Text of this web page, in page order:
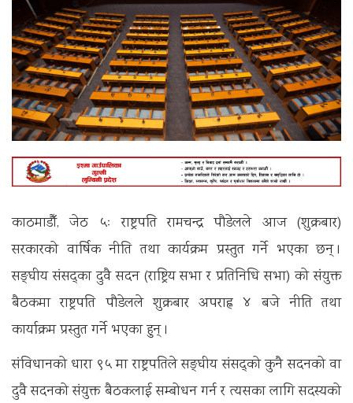
काठमाडौँ, जेठ ५ः राष्ट्रपति रामचन्द्र पौडेलले आज (शुक्रबार)
सरकारको वार्षिक नीति तथा कार्यक्रम प्रस्तुत गर्ने भएका छन् ।
सङ्घीय संसद्का दुवै सदन (राष्ट्रिय सभा र प्रतिनिधि सभा) को संयुक्त
बैठकमा राष्ट्रपति पौडेलले शुक्रबार अपराह्न ४ बजे नीति तथा
कार्याक्रम प्रस्तुत गर्ने भएका हुन् ।
संविधानको धारा ९५ मा राष्ट्रपतिले सङ्घीय संसद्को कुनै सदनको वा
दुवै सदनको संयुक्त बैठकलाई सम्बोधन गर्न र त्यसका लागि सदस्यको